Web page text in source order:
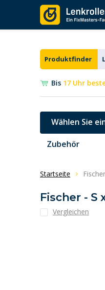
Produktfinder
Bis 17 Uhr
Wählen Sie
Zubehör
Startseite
Fischer - S
Vergleichen